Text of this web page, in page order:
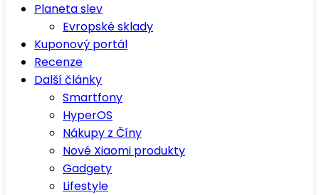
Planeta slev
Evropské sklady
Kuponový portál
Recenze
Další články
Smartfony
HyperOS
Nákupy z Číny
Nové Xiaomi produkty
Gadgety
Lifestyle